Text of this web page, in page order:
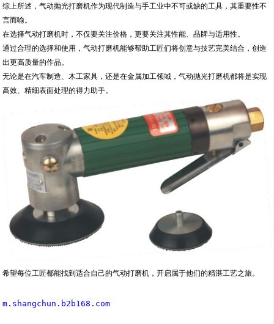
综上所述，气动抛光打磨机作为现代制造与手工业中不可或缺的工具，其重要性不
言而喻。
在选择气动打磨机时，不仅要关注价格，更要关注其性能、品牌与适用性。
通过合理的选择和使用，气动打磨机能够帮助工匠们将创意与技艺完美结合，创造
出更高质量的作品。
无论是在汽车制造、木工家具，还是在金属加工领域，气动抛光打磨机都将是实现
高效、精细表面处理的得力助手。
希望每位工匠都能找到适合自己的气动打磨机，开启属于他们的精湛工艺之旅。
m.shangchun.b2b168.com